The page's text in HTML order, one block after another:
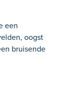
een
oogst
bruisende